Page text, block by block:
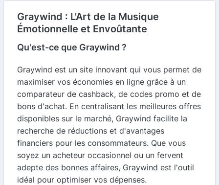
Graywind : L'Art de la Musique
Émotionnelle et Envoûtante
Qu'est-ce que Graywind ?
Graywind est un site innovant qui vous permet de
maximiser vos économies en ligne grâce à un
comparateur de cashback, de codes promo et de
bons d'achat. En centralisant les meilleures offres
disponibles sur le marché, Graywind facilite la
recherche de réductions et d'avantages
financiers pour les consommateurs. Que vous
soyez un acheteur occasionnel ou un fervent
adepte des bonnes affaires, Graywind est l'outil
idéal pour optimiser vos dépenses.